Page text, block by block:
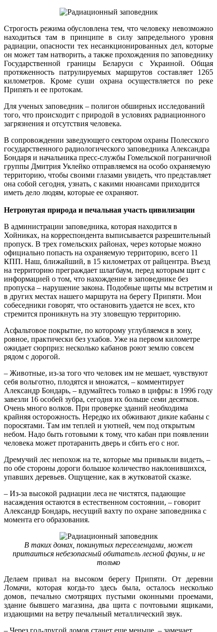
Строгость режима обусловлена тем, что человеку невозможно
находиться там в принципе в силу запредельного уровня
радиации, опасности тех несанкционированных дел, которые
он может там натворить, а также прохождения по заповеднику
Государственной границы Беларуси с Украиной. Общая
протяженность патрулируемых маршрутов составляет 1265
километров. Кроме суши охрана осуществляется по реке
Припять и ее протокам.
Для ученых заповедник – полигон обширных исследований
того, что происходит с природой в условиях радиационного
загрязнения и отсутствия человека.
В сопровождении заведующего сектором охраны Полесского
государственного радиологического заповедника Александра
Бондаря и начальника пресс-службы Гомельской пограничной
группы Дмитрия Уклейко отправляемся на особо охраняемую
территорию, чтобы своими глазами увидеть, что представляет
она собой сегодня, узнать, с какими нюансами приходится
иметь дело людям, которые ее охраняют.
Нетронутая природа и печальная участь цивилизации
В администрации заповедника, которая находится в
Хойниках, на корреспондента выписывается разрешительный
пропуск. В трех гомельских районах, через которые можно
официально попасть на охраняемую территорию, всего 11
КПП. Наш, ближайший, в 15 километрах от райцентра. Въезд
на территорию преграждает шлагбаум, перед которым щит с
информацией о том, что нахождение в заповеднике без
пропуска – нарушение закона. Подобные щиты мы встретим и
в других местах нашего маршрута на берегу Припяти. Мои
собеседники говорят, что остановить удается не всех, кто
стремится проникнуть на эту зловещую территорию.
Асфальтовое покрытие, по которому углубляемся в зону,
ровное, практически без ухабов. Уже на первом километре
ожидает сюрприз: несколько кабанов роют землю совсем
рядом с дорогой.
– Животные, из-за того что человек им не мешает, чувствуют
себя вольготно, плодятся и множатся, – комментирует
Александр Бондарь, – вдумайтесь только в цифры: в 1996 году
завезли 16 особей зубра, сегодня их больше семи десятков.
Очень много волков. При проверке зданий необходима
крайняя осторожность. Нередко их обживают дикие кабаны с
поросятами. Там им теплей и уютней, чем под открытым
небом. Надо быть готовыми к тому, что кабан при появлении
человека может протаранить дверь и сбить его с ног.
Дремучий лес непохож на те, которые мы привыкли видеть, –
по обе стороны дороги большое количество наклонившихся,
упавших деревьев. Ощущение, как в жутковатой сказке.
– Из-за высокой радиации леса не чистятся, падающие
насаждения остаются в естественном состоянии, – говорит
Александр Бондарь, несущий вахту по охране заповедника с
момента его образования.
В таких домах, покинутых переселенцами, может
притаиться небезопасный обитатель лесной фауны, и не
только
Делаем привал на высоком берегу Припяти. От деревни
Ломачи, которая когда-то здесь была, осталось несколько
домов, печально смотрящих пустыми оконными проемами,
здание бывшего магазина, два щита с почтовыми ящиками,
издающими на ветру печальный металлический звук.
– Через год-другой домов станет еще меньше, – замечает